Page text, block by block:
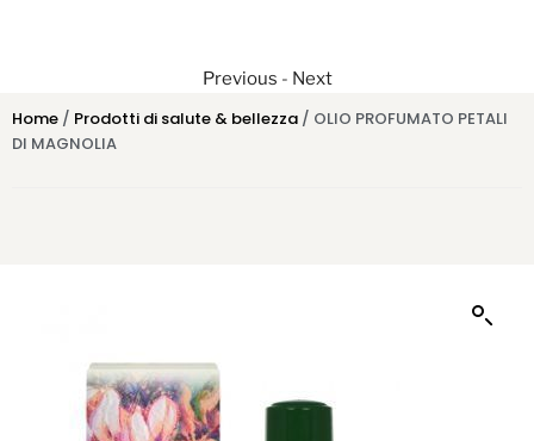
Previous - Next
Home / Prodotti di salute & bellezza / OLIO PROFUMATO PETALI
DI MAGNOLIA